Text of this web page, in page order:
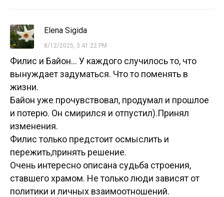
Elena Sigida
8/12/2025, 3:41:22 PM
Филис и Байон... У каждого случилось то, что
вынуждает задуматься. Что то поменять в
жизни.
Байон уже прочувствовал, продумал и прошлое
и потерю. Он смирился и отпустил).Принял
изменения.
Филис только предстоит осмыслить и
пережить,принять решение.
Очень интересно описана судьба строения,
ставшего храмом. Не только люди зависят от
политики и личных взаимоотношений.